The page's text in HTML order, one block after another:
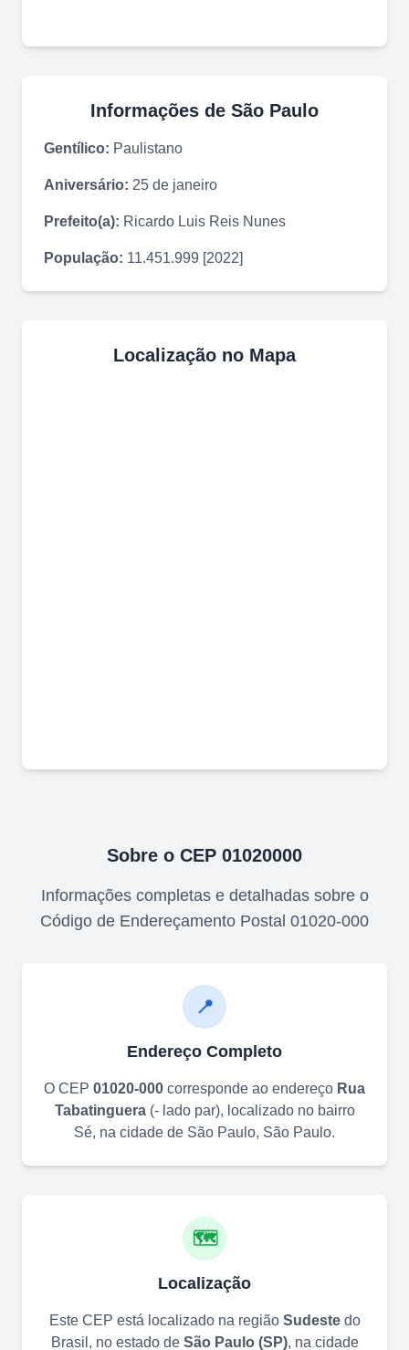
Informações de São Paulo
Gentílico: Paulistano
Aniversário: 25 de janeiro
Prefeito(a): Ricardo Luis Reis Nunes
População: 11.451.999 [2022]
Localização no Mapa
Sobre o CEP 01020000
Informações completas e detalhadas sobre o
Código de Endereçamento Postal 01020-000
📍
Endereço Completo
O CEP 01020-000 corresponde ao endereço Rua
Tabatinguera(- lado par), localizado no bairro
Sé, na cidade de São Paulo, São Paulo.
🗺️
Localização
Este CEP está localizado na região Sudestedo
Brasil, no estado de São Paulo(SP), na cidade